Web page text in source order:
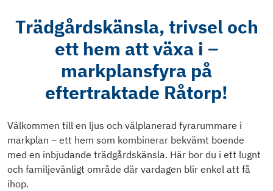
Trädgårdskänsla, trivsel och
ett hem att växa i –
markplansfyra på
eftertraktade Råtorp!
Välkommen till en ljus och välplanerad fyrarummare i
markplan – ett hem som kombinerar bekvämt boende
med en inbjudande trädgårdskänsla. Här bor du i ett lugnt
och familjevänligt område där vardagen blir enkel att få
ihop.